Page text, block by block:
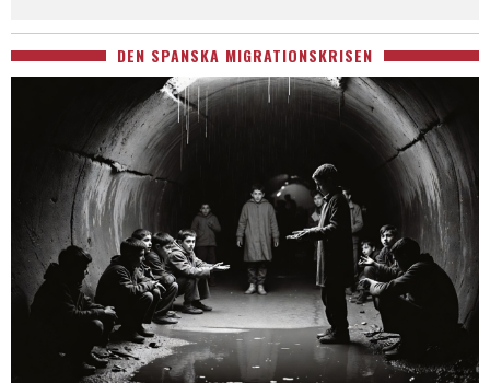
DEN SPANSKA MIGRATIONSKRISEN